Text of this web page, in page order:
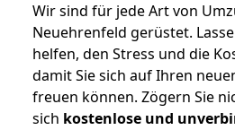
Wir sind für jede Art von
Neuehrenfeld gerüstet.
helfen, den Stress und die
damit Sie sich auf Ihren
freuen können. Zögern Sie
sich kostenlose und